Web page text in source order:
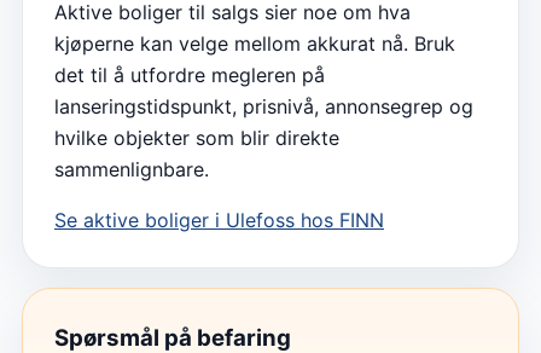
Aktive boliger til salgs sier noe om hva
kjøperne kan velge mellom akkurat nå. Bruk
det til å utfordre megleren på
lanseringstidspunkt, prisnivå, annonsegrep og
hvilke objekter som blir direkte
sammenlignbare.
Se aktive boliger i Ulefoss hos FINN
Spørsmål på befaring